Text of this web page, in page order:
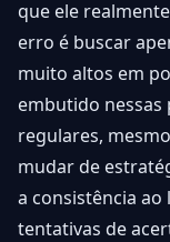
que ele
erro é buscar
muito altos em
embutido nessas
regulares,
mudar de
a consistência
tentativas de